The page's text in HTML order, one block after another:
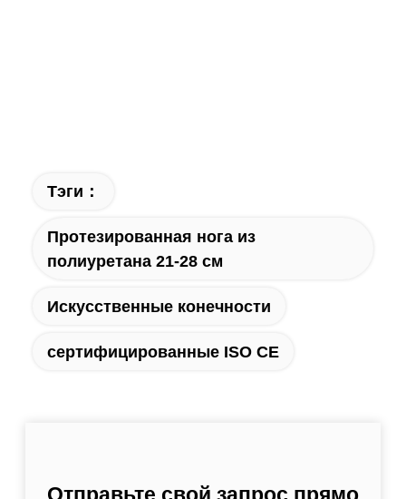
Тэги：
Протезированная нога из
полиуретана 21-28 см
Искусственные конечности
сертифицированные ISO CE